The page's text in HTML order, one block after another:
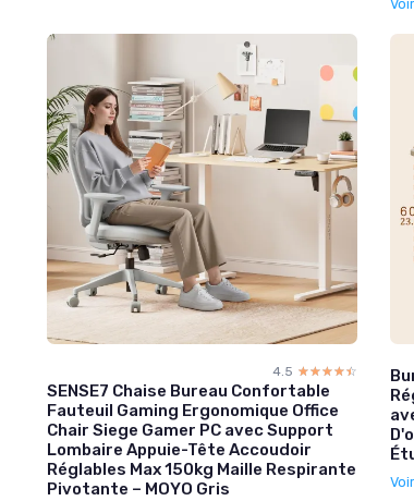
4.5 ☆☆☆☆☆
★★★★★
SENSE7 Chaise Bureau Confortable
Fauteuil Gaming Ergonomique Office
Chair Siege Gamer PC avec Support
Lombaire Appuie-Tête Accoudoir
Réglables Max 150kg Maille Respirante
Pivotante – MOYO Gris